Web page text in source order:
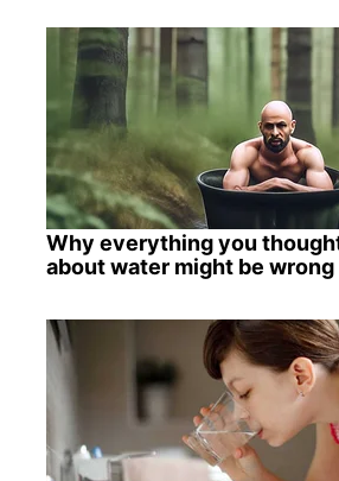
Why everything you
about water might be wrong